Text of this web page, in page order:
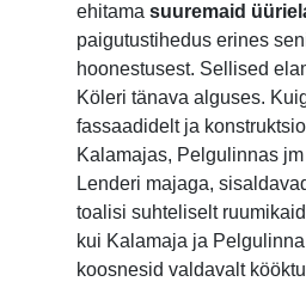
ehitama suuremaid
paigutustihedus erines
hoonestusest. Sellised
Köleri tänava alguses.
fassaadidelt ja
Kalamajas, Pelgulinnas
Lenderi majaga,
toalisi suhteliselt
kui Kalamaja ja
koosnesid valdavalt